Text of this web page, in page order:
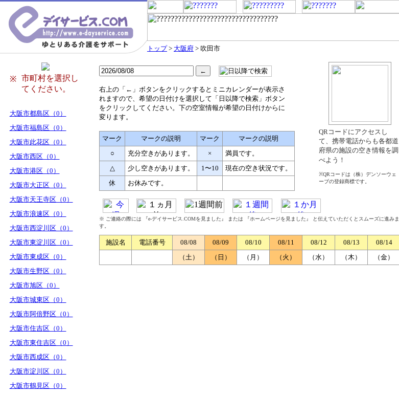
トップ> 大阪府 > 吹田市
※
市町村を選択し
てください。
大阪市都島区（0）
大阪市福島区（0）
大阪市此花区（0）
大阪市西区（0）
大阪市港区（0）
大阪市大正区（0）
大阪市天王寺区（0）
大阪市浪速区（0）
大阪市西淀川区（0）
大阪市東淀川区（0）
大阪市東成区（0）
大阪市生野区（0）
大阪市旭区（0）
大阪市城東区（0）
大阪市阿倍野区（0）
大阪市住吉区（0）
大阪市東住吉区（0）
大阪市西成区（0）
大阪市淀川区（0）
大阪市鶴見区（0）
右上の「←」ボタンをクリックするとミニカレンダーが表示さ
れますので、希望の日付けを選択して「日以降で検索」ボタン
をクリックしてください。下の空室情報が希望の日付けからに
変ります。
マーク マークの説明 マーク
マークの説明
○
充分空きがあります。 ×
満員です。
△
少し空きがあります。 1〜10
現在の空き状況です。
休
お休みです。
QRコードにアクセスし
て、携帯電話からも各都道
府県の施設の空き情報を調
べよう！
※QRコードは（株）デンソーウェ
ーブの登録商標です。
※ ご連絡の際には 『e-デイサービス.COMを見ました』 または 『ホームページを見ました』 と伝えていただくとスムーズに進みま
す。
施設名 電話番号 08/08 08/09 08/10 08/11 08/12 08/13
08/14
（土）
（日） （月） （火） （水） （木） （金）